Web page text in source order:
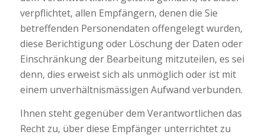
verpflichtet, allen Empfängern, denen die Sie
betreffenden Personendaten offengelegt wurden,
diese Berichtigung oder Löschung der Daten oder
Einschränkung der Bearbeitung mitzuteilen, es sei
denn, dies erweist sich als unmöglich oder ist mit
einem unverhältnismässigen Aufwand verbunden.
Ihnen steht gegenüber dem Verantwortlichen das
Recht zu, über diese Empfänger unterrichtet zu